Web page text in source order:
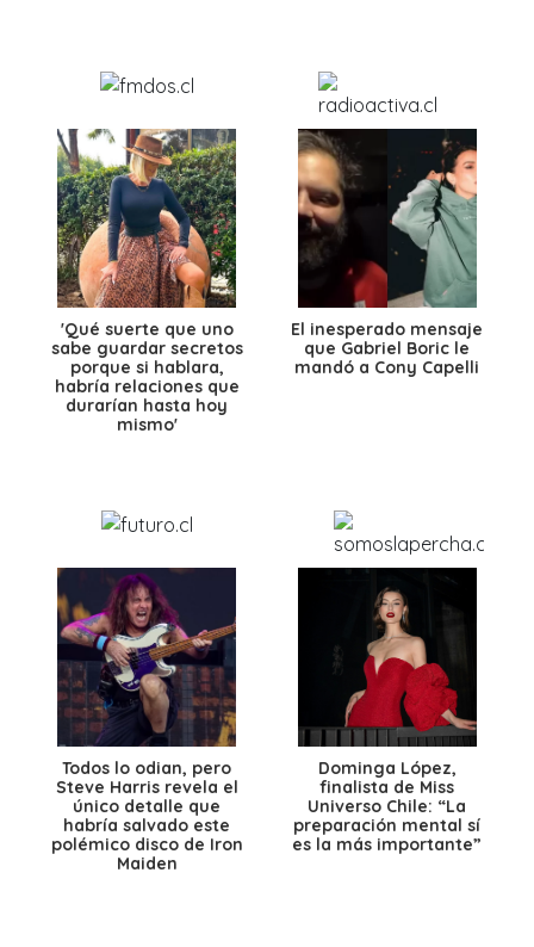
'Qué suerte que uno
sabe guardar secretos
porque si hablara,
habría relaciones que
durarían hasta hoy
mismo'
El inesperado mensaje
que Gabriel Boric le
mandó a Cony Capelli
Todos lo odian, pero
Steve Harris revela el
único detalle que
habría salvado este
polémico disco de Iron
Maiden
Dominga López,
finalista de Miss
Universo Chile: “La
preparación mental sí
es la más importante”